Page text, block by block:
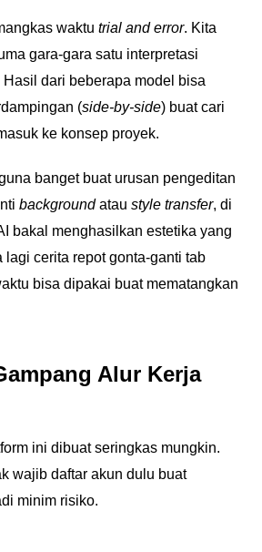
waktu trial and error. Kita
gara-gara satu interpretasi
Hasil dari beberapa model bisa
(side-by-side) buat cari
ke konsep proyek.
banget buat urusan pengeditan
backgroundatau style transfer, di
bakal menghasilkan estetika yang
lagi cerita repot gonta-ganti tab
bisa dipakai buat mematangkan
Alur Kerja
ini dibuat seringkas mungkin.
wajib daftar akun dulu buat
minim risiko.